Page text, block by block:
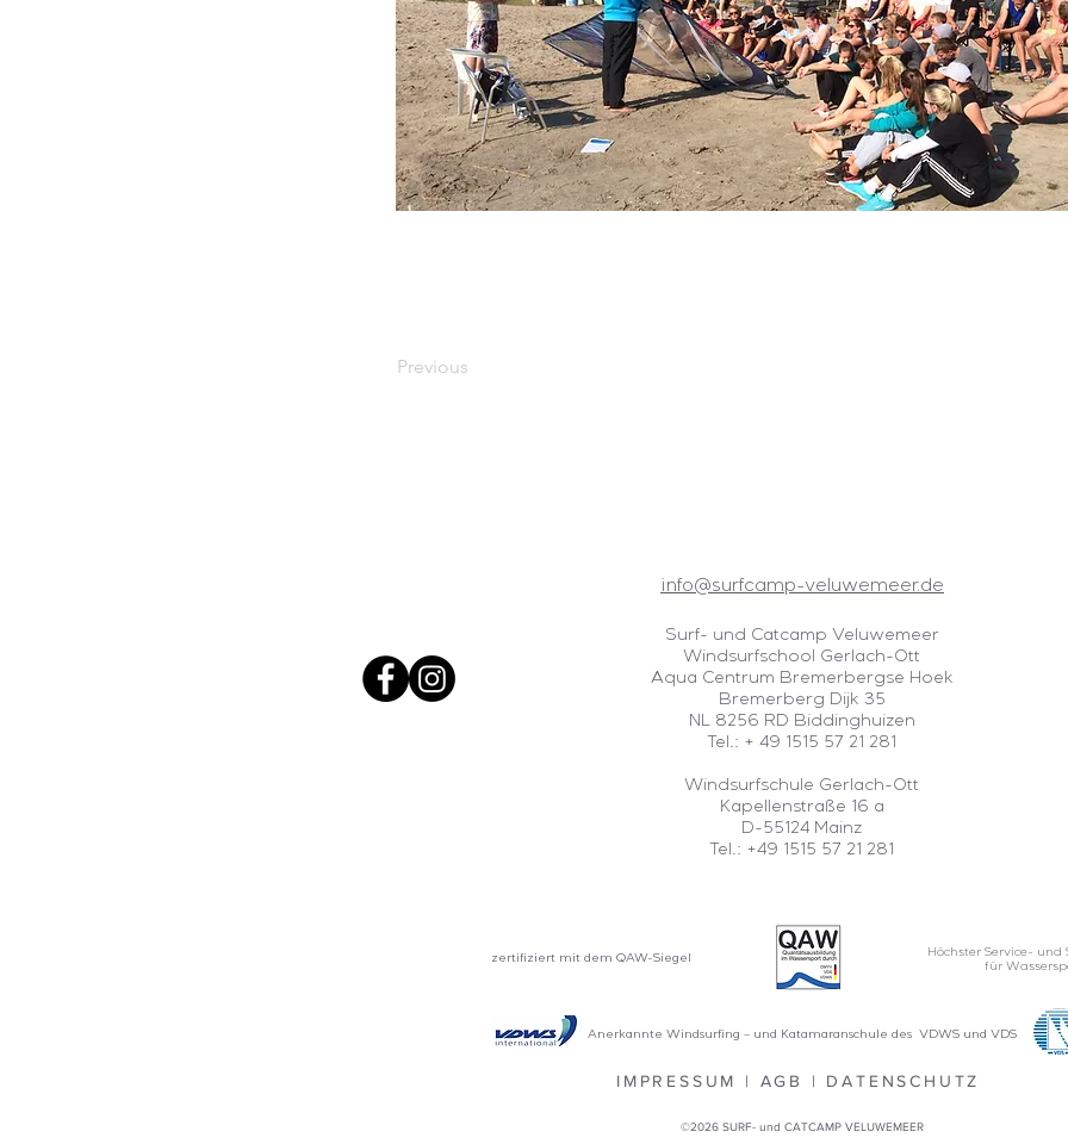
Previous
info@surfcamp-veluwemeer.de
Surf- und Catcamp Veluwemeer
Windsurfschool Gerlach-Ott
Aqua Centrum Bremerbergse Hoek
Bremerberg Dijk 35
NL 8256 RD Biddinghuizen
Tel.: + 49 1515 57 21 281
Windsurfschule Gerlach-Ott
Kapellenstraße 16 a
D-55124 Mainz
Tel.: +49 1515 57 21 281
zertifiziert mit dem QAW-Siegel
Höchster Service-
für
Anerkannte Windsurfing – und Katamaranschule des VDWS und VDS
IMPRESSUM | AGB | DATENSCHUTZ
©2026 SURF- und CATCAMP VELUWEMEER